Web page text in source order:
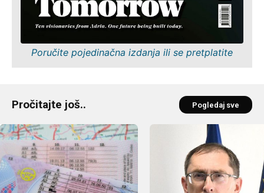
Poručite pojedinačna izdanja ili se pretplatite
Pročitajte još.. Pogledaj sve